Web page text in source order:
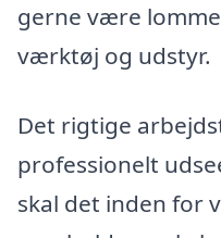
gerne være
værktøj og udstyr.
Det rigtige
professionelt
skal det inden for